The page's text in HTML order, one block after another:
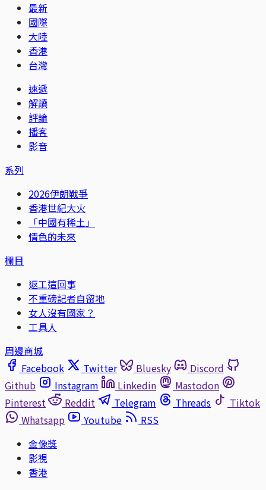
最新
國際
大陸
香港
台灣
速遞
解讀
評論
播客
影音
系列
2026伊朗戰爭
香港世紀大火
「中國有稀土」
情色的未來
欄目
返工這回事
不重磅記者自留地
女人沒有國家？
工具人
周邊商城
Facebook
Twitter Bluesky
Discord
Github
Instagram Linkedin
Mastodon
Pinterest
Reddit Telegram Threads
Tiktok
Whatsapp
Youtube
RSS
金像獎
影視
香港